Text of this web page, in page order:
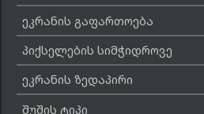
ეკრანის გაფართოება
პიქსელების სიმჭიდროვე
ეკრანის ზედაპირი
შუშის ტიპი